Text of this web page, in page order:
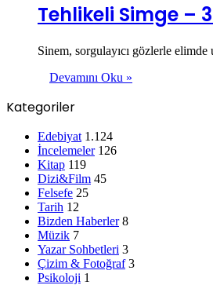
Tehlikeli Simge –
Sinem, sorgulayıcı gözlerle
Devamını Oku »
Kategoriler
Edebiyat 1.124
İncelemeler 126
Kitap 119
Dizi&Film 45
Felsefe 25
Tarih 12
Bizden Haberler 8
Müzik 7
Yazar Sohbetleri 3
Çizim & Fotoğraf 3
Psikoloji 1